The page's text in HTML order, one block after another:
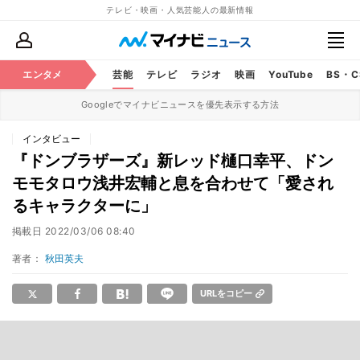
テレビ・映画・人気芸能人の最新情報
エンタメ 芸能 テレビ ラジオ 映画 YouTube BS・
Googleでマイナビニュースを優先表示する方法
インタビュー
『ドンブラザーズ』新レッド樋口幸平、ドン
モモタロウ浅井宏輔と息を合わせて「愛され
るキャラクターに」
掲載日 2022/03/06 08:40
著者： 秋田英夫
URLをコピー